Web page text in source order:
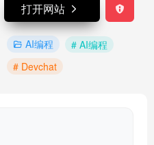
打开网站
AI编程
# AI编程
# Devchat